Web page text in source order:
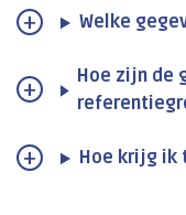
Welke
Hoe zijn de
Hoe krijg ik